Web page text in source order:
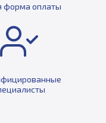
форма оплаты